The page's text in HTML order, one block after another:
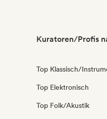
Kuratoren/Profis
Top Klassisch/
Top Elektronisch
Top Folk/Akustik